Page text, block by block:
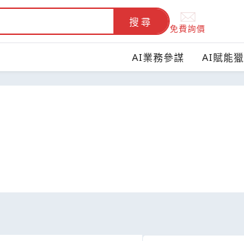
搜尋
免費詢價
AI業務參謀 AI賦能